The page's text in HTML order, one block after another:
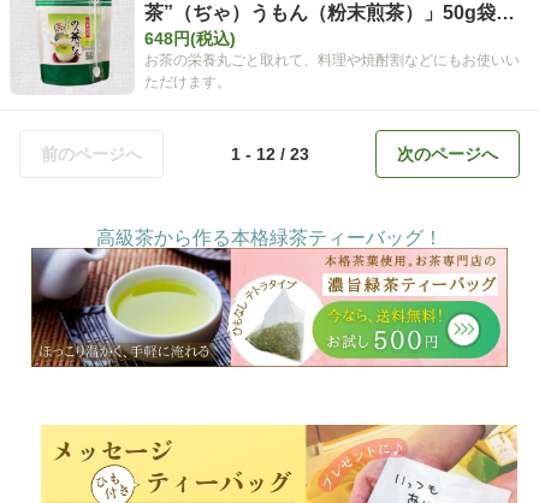
茶”（ぢゃ）うもん（粉末煎茶）」50g袋入
【定番】
648円(税込)
お茶の栄養丸ごと取れて、料理や焼酎割などにもお使いい
ただけます。
前のページへ 1 - 12 / 23 次のページへ
高級茶から作る本格緑茶ティーバッグ！